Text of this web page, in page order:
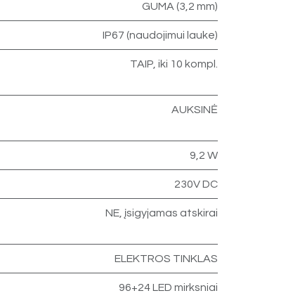
GUMA (3,2 mm)
IP67 (naudojimui lauke)
TAIP, iki 10 kompl.
AUKSINĖ
9,2 W
230V DC
NE, įsigyjamas atskirai
ELEKTROS TINKLAS
96+24 LED mirksniai